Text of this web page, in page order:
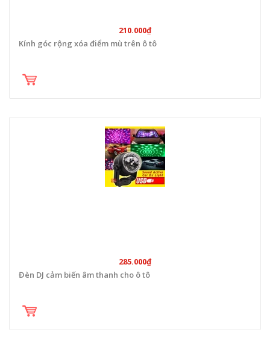
210.000₫
Kính góc rộng xóa điểm mù trên ô tô
285.000₫
Đèn DJ cảm biến âm thanh cho ô tô